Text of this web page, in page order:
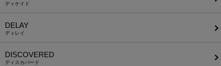
ディケイド
DELAY
ディレイ
DISCOVERED
ディスカバード